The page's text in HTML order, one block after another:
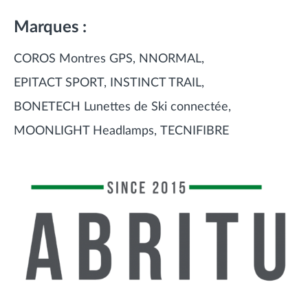
Marques :
COROS Montres GPS
NNORMAL
EPITACT SPORT
INSTINCT TRAIL
BONETECH Lunettes de Ski connectée
MOONLIGHT Headlamps TECNIFIBRE